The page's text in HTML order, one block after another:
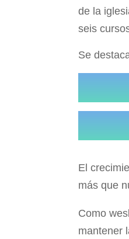
de la
seis
Se
El
más que
Como
mantener